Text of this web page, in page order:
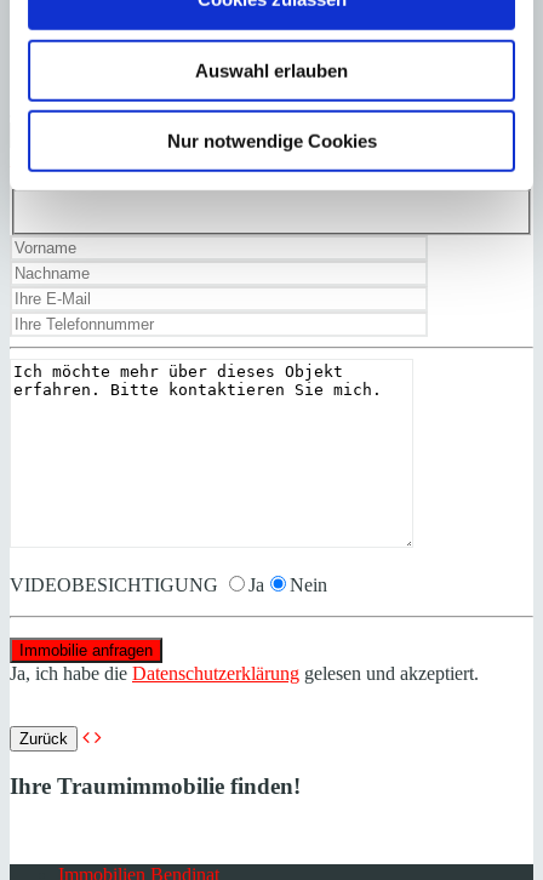
Auswahl erlauben
Nur notwendige Cookies
Ja, ich habe dieDatenschutzerklärunggelesen und akzeptiert.
Zurück
VIDEOBESICHTIGUNG Ja Nein
Ja, ich habe die Datenschutzerklärung gelesen und akzeptiert.
Zurück
Ihre Traumimmobilie finden!
Immobilien Bendinat